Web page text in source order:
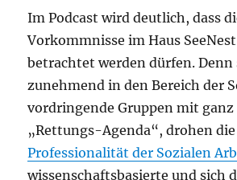
Im Podcast wird deutlich, dass
Vorkommnisse im Haus
betrachtet werden dürfen. Denn
zunehmend in den Bereich der
vordringende Gruppen mit ganz
„Rettungs-Agenda“, drohen die
Professionalität der Sozialen
wissenschaftsbasierte und sich